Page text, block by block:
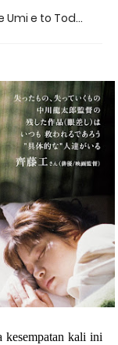
e to Todoku
kesempatan kali ini